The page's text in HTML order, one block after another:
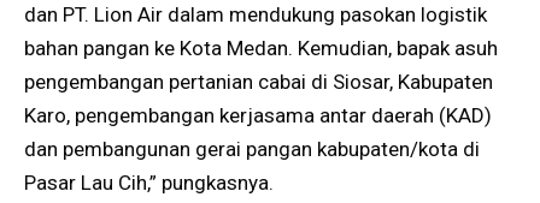
dan PT. Lion Air dalam mendukung pasokan logistik
bahan pangan ke Kota Medan. Kemudian, bapak asuh
pengembangan pertanian cabai di Siosar, Kabupaten
Karo, pengembangan kerjasama antar daerah (KAD)
dan pembangunan gerai pangan kabupaten/kota di
Pasar Lau Cih,” pungkasnya.